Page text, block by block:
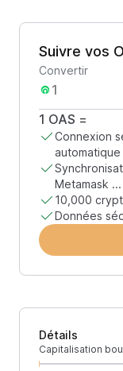
Suivre vos
Convertir
1 OAS =
Connexion
Metamask ...
10,000
Données
Détails
Capitalisation